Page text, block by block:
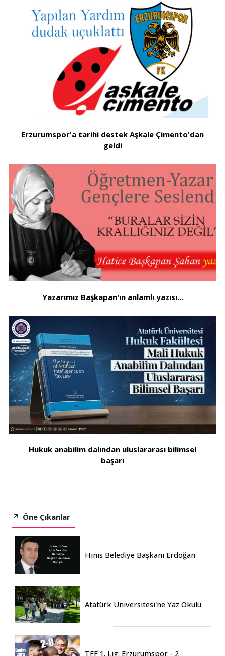
Erzurumspor'a tarihi destek Aşkale Çimento'dan
geldi
Yazarımız Başkapan'ın anlamlı yazısı...
Hukuk anabilim dalından uluslararası bilimsel
başarı
Öne Çıkanlar
Hınıs Belediye Başkanı Erdoğan
Atatürk Üniversitesi'ne Yaz Okulu
TFF 1. Lig: Erzurumspor - 2